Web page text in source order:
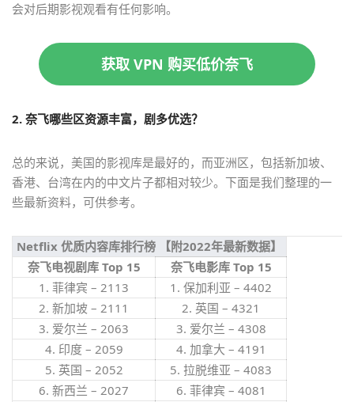
会对后期影视观看有任何影响。
获取 VPN 购买低价奈飞
2. 奈飞哪些区资源丰富，剧多优选？
总的来说，美国的影视库是最好的，而亚洲区，包括新加坡、
香港、台湾在内的中文片子都相对较少。下面是我们整理的一
些最新资料，可供参考。
Netflix 优质内容库排行榜 【附2022年最新数据】
奈飞电视剧库 Top 15
奈飞电影库 Top 15
1. 菲律宾 – 2113
1. 保加利亚 – 4402
2. 新加坡 – 2111
2. 英国 – 4321
3. 爱尔兰 – 2063
3. 爱尔兰 – 4308
4. 印度 – 2059
4. 加拿大 – 4191
5. 英国 – 2052
5. 拉脱维亚 – 4083
6. 新西兰 – 2027
6. 菲律宾 – 4081